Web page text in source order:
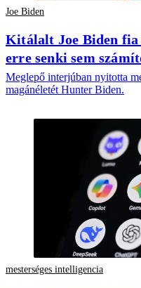
Joe Biden
Kitálalt Joe Biden
erre senki sem
Meglepő interjúban nyitotta
magánéletét Hunter Biden.
mesterséges intelligencia